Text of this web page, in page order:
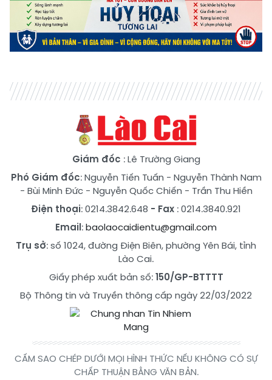
Giám đốc : Lê Trường Giang
Phó Giám đốc:Nguyễn Tiến Tuấn - Nguyễn Thành Nam
- Bùi Minh Đức- Nguyễn Quốc Chiến - Trần Thu Hiền
Điện thoại: 0214.3842.648 - Fax : 0214.3840.921
Email:baolaocaidientu@gmail.com
Trụ sở: số 1024, đường Điện Biên, phường Yên Bái, tỉnh
Lào Cai.
Giấy phép xuất bản số:150/GP-BTTTT
Bộ Thông tin và Truyền thông cấp ngày 22/03/2022
CẤM SAO CHÉP DƯỚI MỌI HÌNH THỨC NẾU KHÔNG CÓ SỰ
CHẤP THUẬN BẰNG VĂN BẢN.